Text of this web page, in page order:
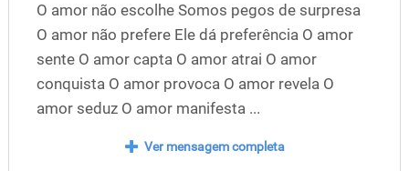
O amor não escolhe Somos pegos de surpresa
O amor não prefere Ele dá preferência O amor
sente O amor capta O amor atrai O amor
conquista O amor provoca O amor revela O
amor seduz O amor manifesta ...
Ver mensagem completa